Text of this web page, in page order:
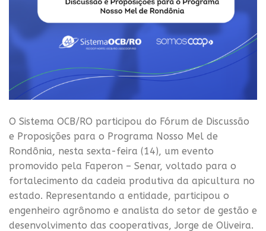
O Sistema OCB/RO participou do Fórum de Discussão
e Proposições para o Programa Nosso Mel de
Rondônia, nesta sexta-feira (14), um evento
promovido pela Faperon – Senar, voltado para o
fortalecimento da cadeia produtiva da apicultura no
estado. Representando a entidade, participou o
engenheiro agrônomo e analista do setor de gestão e
desenvolvimento das cooperativas, Jorge de Oliveira.